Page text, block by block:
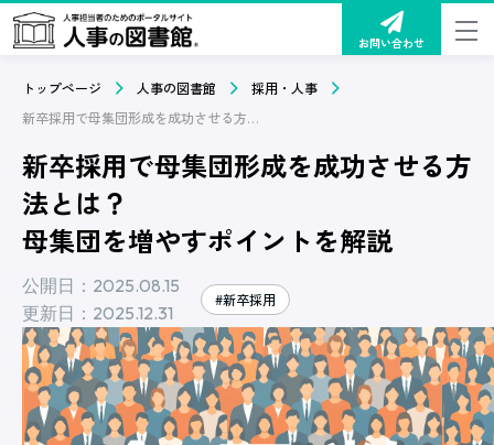
お問い合わせ
トップページ 人事の図書館
採用・人事
新卒採用で母集団形成を成功させる方法とは？母集団を増やすポイントを解説
新卒採用で母集団形成を成功させる方
法とは？
母集団を増やすポイントを解説
公開日：2025.08.15
更新日：2025.12.31
#新卒採用